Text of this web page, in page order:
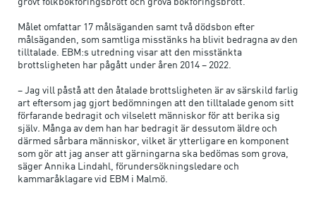
Målet omfattar 17 målsäganden samt två dödsbon efter
målsäganden, som samtliga misstänks ha blivit bedragna av den
tilltalade. EBM:s utredning visar att den misstänkta
brottsligheten har pågått under åren 2014 – 2022.
– Jag vill påstå att den åtalade brottsligheten är av särskild farlig
art eftersom jag gjort bedömningen att den tilltalade genom sitt
förfarande bedragit och vilselett människor för att berika sig
själv. Många av dem han har bedragit är dessutom äldre och
därmed sårbara människor, vilket är ytterligare en komponent
som gör att jag anser att gärningarna ska bedömas som grova,
säger Annika Lindahl, förundersökningsledare och
kammaråklagare vid EBM i Malmö.